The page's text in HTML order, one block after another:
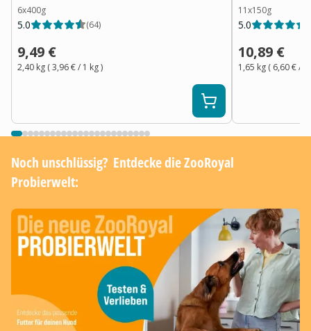
6x400g
5.0 (64)
9,49 €
2,40 kg (3,96 €/ 1 kg)
11x150g
5.0
10,89 €
1,65 kg ( 6,60 €/ 1
Noch unschlüssig? ​ Entdecke die ZooRoyal
Probierwelt: